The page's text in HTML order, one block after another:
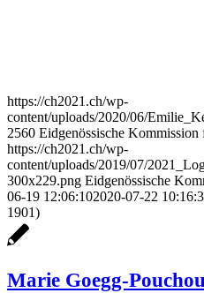
https://ch2021.ch/wp-
content/uploads/2020/06/
2560 Eidgenössische Kommission
https://ch2021.ch/wp-
content/uploads/2019/07/
300x229.png Eidgenössische
06-19 12:06:102020-07-22
1901)
Marie Goegg-